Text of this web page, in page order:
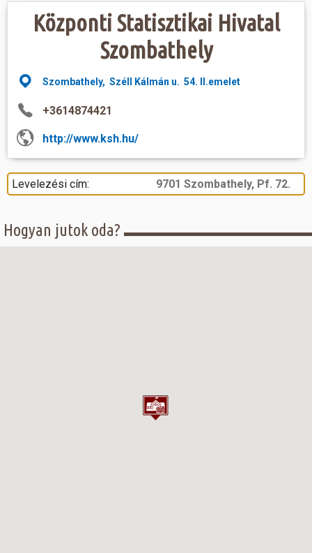
Központi Statisztikai Hivatal
Szombathely
Szombathely, Széll Kálmán u. 54. II.emelet
+3614874421
http://www.ksh.hu/
Levelezési cím: 9701 Szombathely, Pf. 72.
Hogyan jutok oda?